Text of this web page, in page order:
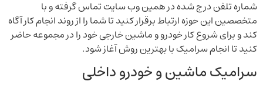
شماره تلفن درج شده در همین وب سایت تماس گرفته و با
متخصصین این حوزه ارتباط برقرار کنید تا شما را از روند انجام کار آگاه
کند و برای شروع کار خودرو و ماشین خارجی خود را در مجموعه حاضر
کنید تا انجام سرامیک با بهترین روش آغاز شود.
سرامیک ماشین و خودرو داخلی